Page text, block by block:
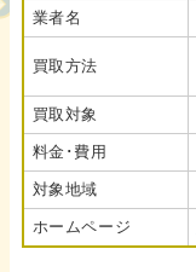
業者名
買取方法
買取対象
料金･費用
対象地域
ホームページ